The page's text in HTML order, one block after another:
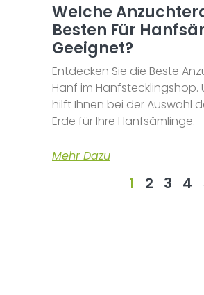
Welche
Besten Für
Geeignet?
Entdecken Sie die Beste
Hanf im Hanfstecklingshop.
hilft Ihnen bei der Auswahl
Erde für Ihre Hanfsämlinge.
Mehr Dazu
1 2 3 4